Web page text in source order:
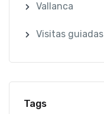
Vallanca
Visitas guiadas
Tags